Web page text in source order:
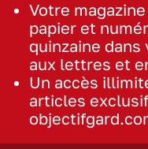
Votre
papier et
quinzaine
aux lettres et
Un accès
articles